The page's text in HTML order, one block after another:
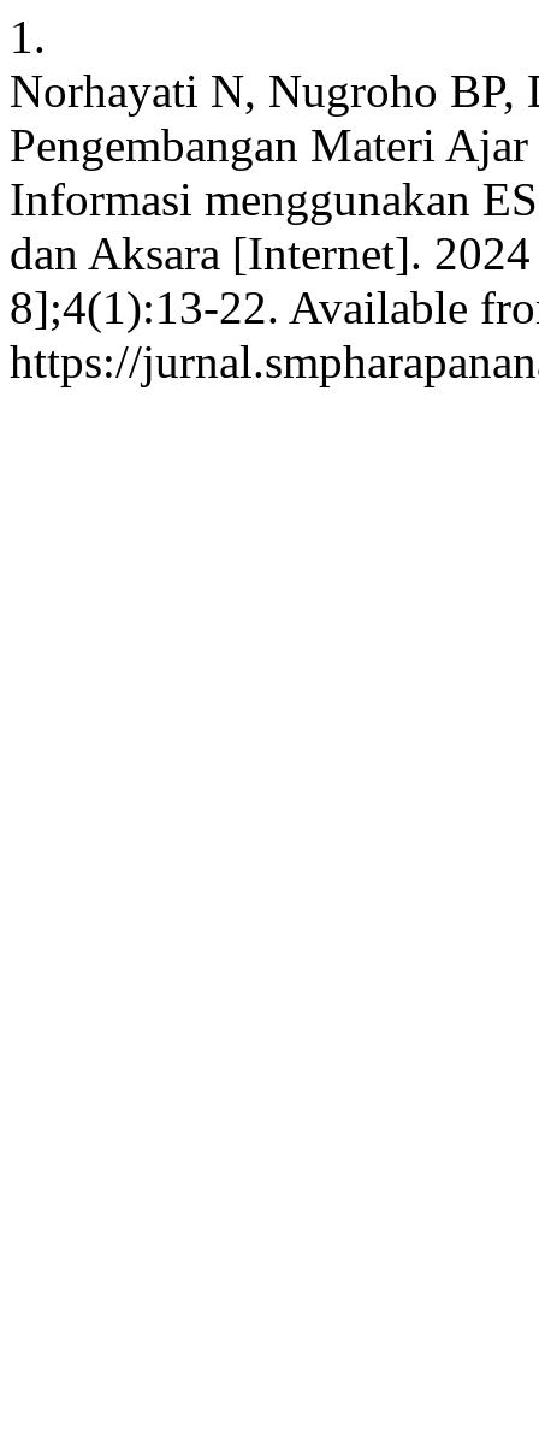
1.
Norhayati N, Nugroho
Pengembangan Materi
Informasi menggunakan
dan Aksara [Internet].
8];4(1):13-22. Available
https://